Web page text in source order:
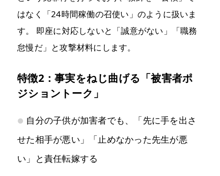
はなく「24時間稼働の召使い」のように扱いま
す。 即座に対応しないと「誠意がない」「職務
怠慢だ」と攻撃材料にします。
特徴2：事実をねじ曲げる「被害者ポ
ジショントーク」
自分の子供が加害者でも、「先に手を出さ
せた相手が悪い」「止めなかった先生が悪
い」と責任転嫁する